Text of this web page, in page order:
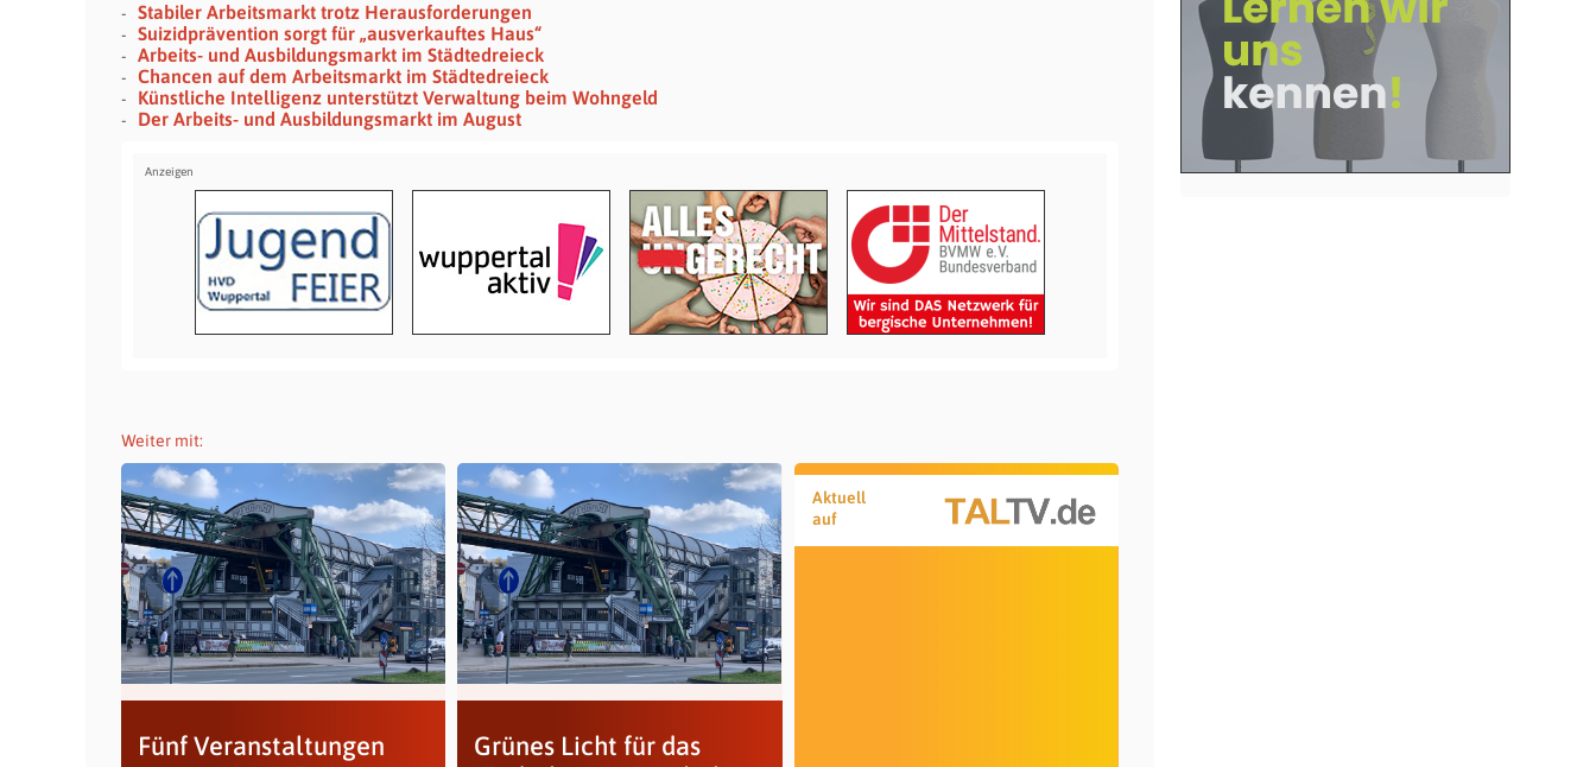
Stabiler Arbeitsmarkt trotz Herausforderungen
Suizidprävention sorgt für „ausverkauftes Haus“
Arbeits- und Ausbildungsmarkt im Städtedreieck
Chancen auf dem Arbeitsmarkt im Städtedreieck
Künstliche Intelligenz unterstützt Verwaltung beim Wohngeld
Der Arbeits- und Ausbildungsmarkt im August
Weiter mit:
Fünf Veranstaltungen
Grünes Licht für das
Aktuell
auf